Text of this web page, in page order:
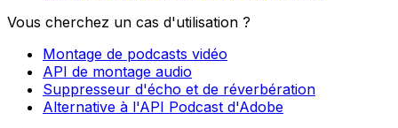
Vous cherchez un cas d'utilisation ?
Montage de podcasts vidéo
API de montage audio
Suppresseur d'écho et de réverbération
Alternative à l'API Podcast d'Adobe